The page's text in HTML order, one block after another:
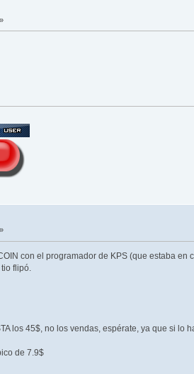
con el programador de KPS (que estaba
flipó.
los 45$, no los vendas, espérate, ya que si lo
de 7.9$